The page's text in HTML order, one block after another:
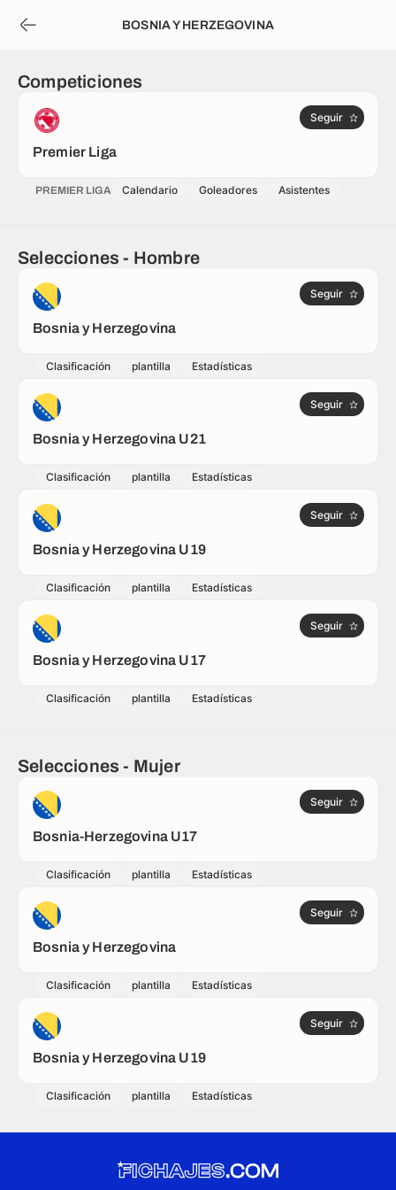
BOSNIA Y HERZEGOVINA
Competiciones
Premier Liga
Seguir
PREMIER LIGA Calendario Goleadores Asistentes
Selecciones - Hombre
Bosnia y Herzegovina
Seguir
Clasificación plantilla Estadísticas
Bosnia y Herzegovina U21
Seguir
Clasificación plantilla Estadísticas
Bosnia y Herzegovina U19
Seguir
Clasificación plantilla Estadísticas
Bosnia y Herzegovina U17
Seguir
Clasificación plantilla Estadísticas
Selecciones - Mujer
Bosnia-Herzegovina U17
Seguir
Clasificación plantilla Estadísticas
Bosnia y Herzegovina
Seguir
Clasificación plantilla Estadísticas
Bosnia y Herzegovina U19
Seguir
Clasificación plantilla Estadísticas